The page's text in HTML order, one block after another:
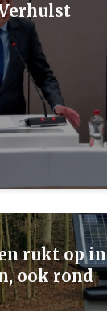
rukt op in
ook rond